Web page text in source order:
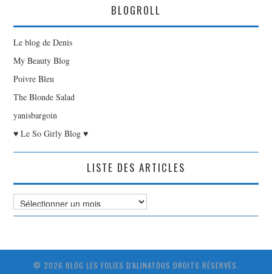
BLOGROLL
Le blog de Denis
My Beauty Blog
Poivre Bleu
The Blonde Salad
yanisbargoin
♥ Le So Girly Blog ♥
LISTE DES ARTICLES
Liste
des
© 2026 BLOG LES FOLIES D'ALINATOUS DROITS RÉSERVÉS.